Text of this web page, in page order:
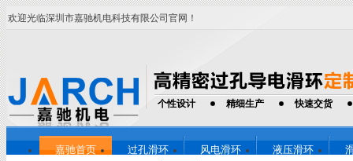
欢迎光临深圳市嘉驰机电科技有限公司官网！
个性设计 精细生产 快速交货
嘉驰首页 过孔滑环 风电滑环 液压滑环